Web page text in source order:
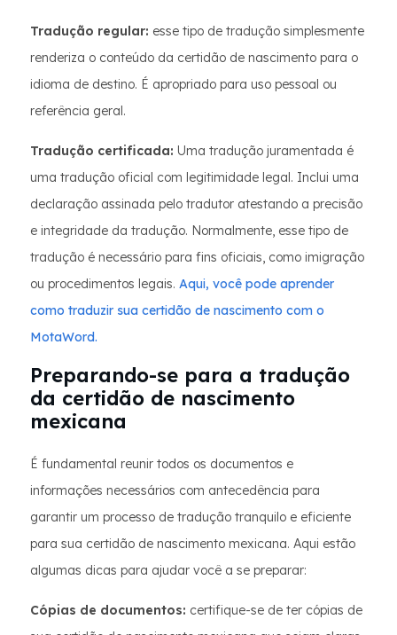
Tradução regular: esse tipo de tradução simplesmente
renderiza o conteúdo da certidão de nascimento para o
idioma de destino. É apropriado para uso pessoal ou
referência geral.
Tradução certificada: Uma tradução juramentada é
uma tradução oficial com legitimidade legal. Inclui uma
declaração assinada pelo tradutor atestando a precisão
e integridade da tradução. Normalmente, esse tipo de
tradução é necessário para fins oficiais, como imigração
ou procedimentos legais. Aqui, você pode aprender
como traduzir sua certidão de nascimento com o
MotaWord.
Preparando-se para a tradução
da certidão de nascimento
mexicana
É fundamental reunir todos os documentos e
informações necessários com antecedência para
garantir um processo de tradução tranquilo e eficiente
para sua certidão de nascimento mexicana. Aqui estão
algumas dicas para ajudar você a se preparar:
Cópias de documentos: certifique-se de ter cópias de